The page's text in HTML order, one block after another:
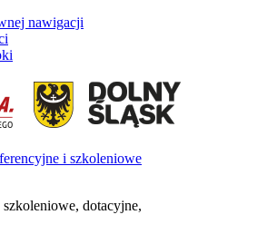
nawigacji
i szkoleniowe
dotacyjne,